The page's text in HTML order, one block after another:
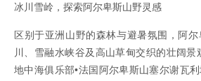
冰川雪岭，探索阿尔卑斯山野灵感
区别于亚洲山野的森林与避暑氛围，阿
川、雪融水峡谷及高山草甸交织的壮阔景
地中海俱乐部•法国阿尔卑斯山塞尔谢瓦